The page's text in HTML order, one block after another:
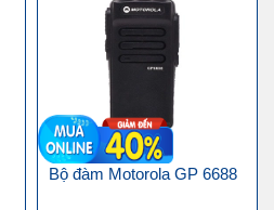
Bộ đàm Motorola GP 6688